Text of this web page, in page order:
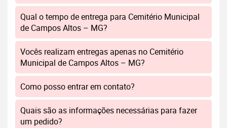
Qual o tempo de entrega para Cemitério Municipal
de Campos Altos – MG?
Vocês realizam entregas apenas no Cemitério
Municipal de Campos Altos – MG?
Como posso entrar em contato?
Quais são as informações necessárias para fazer
um pedido?